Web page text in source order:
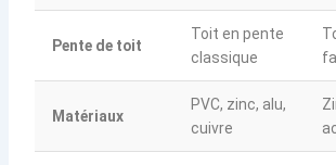
Pente de toit
Toit en pente
classique
Matériaux
PVC, zinc, alu,
cuivre